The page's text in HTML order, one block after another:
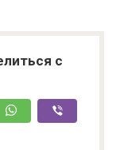
с